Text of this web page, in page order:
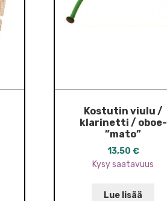
Kostutin viulu /
klarinetti / oboe-
”mato”
13,50 €
Kysy saatavuus
Lue lisää